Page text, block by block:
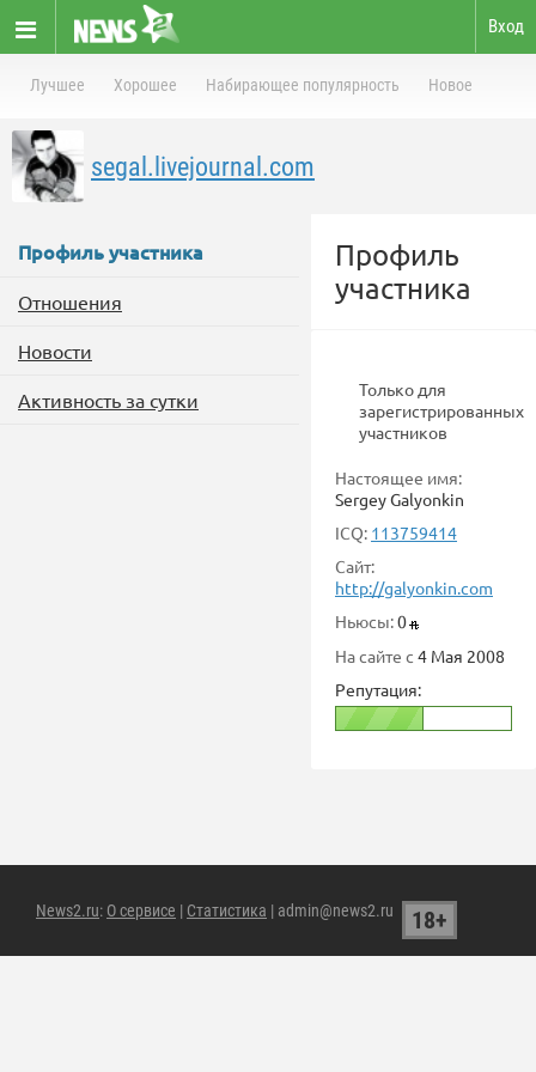
Вход
Лучшее Хорошее Набирающее популярность Новое
segal.livejournal.com
Профиль участника
Отношения
Новости
Активность за сутки
Профиль
участника
Только для
зарегистрированных
участников
Настоящее имя:
Sergey Galyonkin
ICQ: 113759414
Сайт:
http://galyonkin.com
Ньюсы:0
На сайте с 4 Мая 2008
Репутация:
News2.ru: О сервисе | Статистика | admin@news2.ru 18+